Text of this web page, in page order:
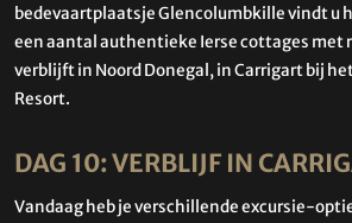
bedevaartplaatsje Glencolumbkille vindt u
een aantal authentieke Ierse cottages met
verblijft in Noord Donegal, in Carrigart bij
Resort.
DAG 10: VERBLIJF IN
Vandaag heb je verschillende excursie-